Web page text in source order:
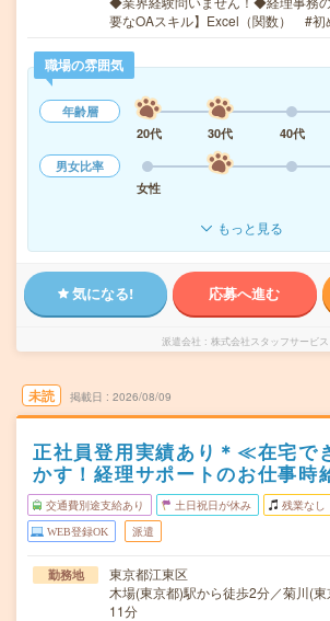
要なOAスキル】Excel（関数） #
職場の雰囲気
年齢層
20代
30代 40代
男女比率
女性
もっと見る
気になる! 応募へ進む
派遣会社 株式会社スタッフサービス
未読 掲載日 2026/08/09
正社員登用実績あり＊≪在宅で
かす！経理サポートのお仕事時
交通費別途支給あり 土日祝日が休み 残業なし
WEB登録OK 派遣
勤務地
東京都江東区
木場(東京都)駅から徒歩2分／菊川(
11分